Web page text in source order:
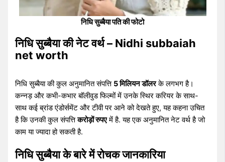
निधि सुब्बैया पति की फोटो
निधि सुब्बैया की नेट वर्थ – Nidhi subbaiah
net worth
निधि सुब्बैया की कुल अनुमानित संपत्ति 5 मिलियन डॉलरके लगभग है।
कन्नड़ और कभी-कभार बॉलीवुड फिल्मों में उनके स्थिर करियर के साथ-
साथ कई ब्रांड एंडोर्समेंट और टीवी पर आने को देखते हुए, यह कहना उचित
है कि उनकी कुल संपत्तिकरोड़ों रुपएमें है. यह एक अनुमानित नेट वर्थ है जो
काम या ज्यादा हो सकती है.
निधि सुब्बैया के बारे में रोचक जानकारिया